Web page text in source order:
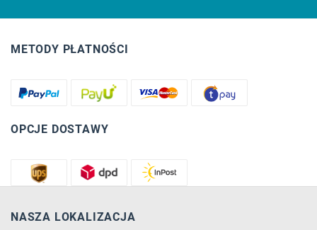
METODY PŁATNOŚCI
OPCJE DOSTAWY
NASZA LOKALIZACJA